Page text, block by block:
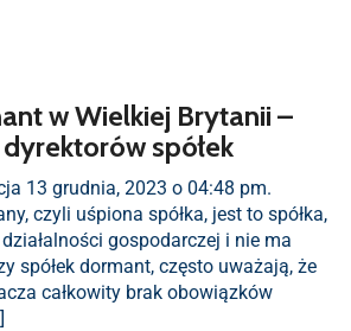
w Wielkiej Brytanii –
spółek
13 grudnia, 2023 o 04:48 pm.
czyli uśpiona spółka, jest to spółka,
gospodarczej i nie ma
spółek dormant, często uważają, że
całkowity brak obowiązków